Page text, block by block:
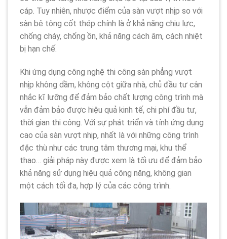
cáp. Tuy nhiên, nhược điểm của sàn vượt nhịp so với
sàn bê tông cốt thép chính là ở khả năng chịu lực,
chống cháy, chống ồn, khả năng cách âm, cách nhiệt
bị hạn chế.
Khi ứng dụng công nghệ thi công sàn phẳng vượt
nhịp không dầm, không cột giữa nhà, chủ đầu tư cân
nhắc kĩ lưỡng để đảm bảo chất lượng công trình mà
vẫn đảm bảo được hiệu quả kinh tế, chi phí đầu tư,
thời gian thi công. Với sự phát triển và tính ứng dụng
cao của sàn vượt nhịp, nhất là với những công trình
đặc thù như các trung tâm thương mại, khu thể
thao… giải pháp này được xem là tối ưu để đảm bảo
khả năng sử dụng hiệu quả công năng, không gian
một cách tối đa, hợp lý của các công trình.